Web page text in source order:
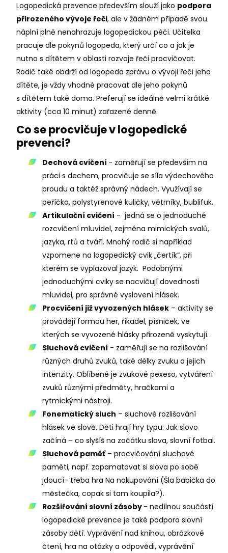
Logopedická prevence především slouží jako podpora
přirozeného vývoje řeči, ale v žádném případě svou
náplní plně nenahrazuje logopedickou péči. Učitelka
pracuje dle pokynů logopeda, který určí co a jak je
nutno s dítětem v oblasti rozvoje řeči procvičovat.
Rodič také obdrží od logopeda zprávu o vývoji řeči jeho
dítěte, je vždy vhodné pracovat dle jeho pokynů
s dítětem také doma. Preferují se ideálně velmi krátké
aktivity (cca 10 minut) zařazené denně.
Co se procvičuje v logopedické
prevenci?
Dechová cvičení - zaměřují se především na
práci s dechem, procvičuje se síla výdechového
proudu a taktéž správný nádech. Využívají se
peříčka, polystyrenové kuličky, větrníky, bublifuk.
Artikulační cvičení - jedná se o jednoduché
rozcvičení mluvidel, zejména mimických svalů,
jazyka, rtů a tváří. Mnohý rodič si například
vzpomene na logopedický cvik „čertík“, při
kterém se vyplazoval jazyk. Podobnými
jednoduchými cviky se nacvičují dovednosti
mluvidel, pro správné vyslovení hlásek.
Procvičení již vyvozených hlásek – aktivity se
provádějí formou her, říkadel, písniček, ve
kterých se vyvozené hlásky přirozeně vyskytují.
Sluchová cvičení - zaměřují se na rozlišování
různých druhů zvuků, také délky zvuku a jejich
intenzity. Oblíbené je zvukové pexeso, vytváření
zvuků různými předměty, hračkami a
rytmickými nástroji.
Fonematický sluch – sluchové rozlišování
hlásek ve slově. Děti hrají hry typu: Jak slovo
začíná – co slyšíš na začátku slova, slovní fotbal.
Sluchová paměť– procvičování sluchové
paměti, např. zapamatovat si slova po sobě
jdoucí- třeba hra Na nakupování (Šla babička do
městečka, copak si tam koupila?).
Rozšiřování slovní zásoby - nedílnou součástí
logopedické prevence je také podpora slovní
zásoby dětí. Vyprávění nad knihou, obrázkové
čtení, hra na otázky a odpovědi, vyprávění